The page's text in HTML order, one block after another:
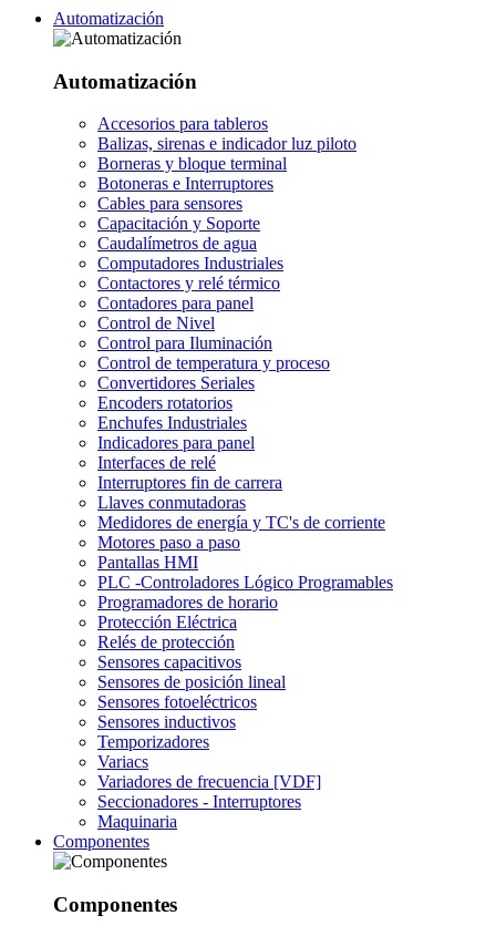
Automatización
Automatización
Accesorios para tableros
Balizas, sirenas e indicador luz piloto
Borneras y bloque terminal
Botoneras e Interruptores
Cables para sensores
Capacitación y Soporte
Caudalímetros de agua
Computadores Industriales
Contactores y relé térmico
Contadores para panel
Control de Nivel
Control para Iluminación
Control de temperatura y proceso
Convertidores Seriales
Encoders rotatorios
Enchufes Industriales
Indicadores para panel
Interfaces de relé
Interruptores fin de carrera
Llaves conmutadoras
Medidores de energía y TC's de corriente
Motores paso a paso
Pantallas HMI
PLC -Controladores Lógico Programables
Programadores de horario
Protección Eléctrica
Relés de protección
Sensores capacitivos
Sensores de posición lineal
Sensores fotoeléctricos
Sensores inductivos
Temporizadores
Variacs
Variadores de frecuencia [VDF]
Seccionadores - Interruptores
Maquinaria
Componentes
Componentes